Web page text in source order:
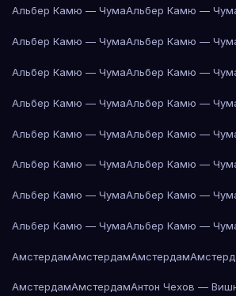
Альбер Камю — ЧумаАльбер Камю —
Альбер Камю — ЧумаАльбер Камю —
Альбер Камю — ЧумаАльбер Камю —
Альбер Камю — ЧумаАльбер Камю —
Альбер Камю — ЧумаАльбер Камю —
Альбер Камю — ЧумаАльбер Камю —
Альбер Камю — ЧумаАльбер Камю —
Альбер Камю — ЧумаАльбер Камю —
АмстердамАмстердамАмстердам
АмстердамАмстердамАнтон Чехов —